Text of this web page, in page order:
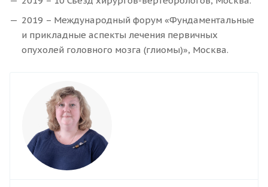
2019 – Международный форум «Фундаментальные
и прикладные аспекты лечения первичных
опухолей головного мозга (глиомы)», Москва.